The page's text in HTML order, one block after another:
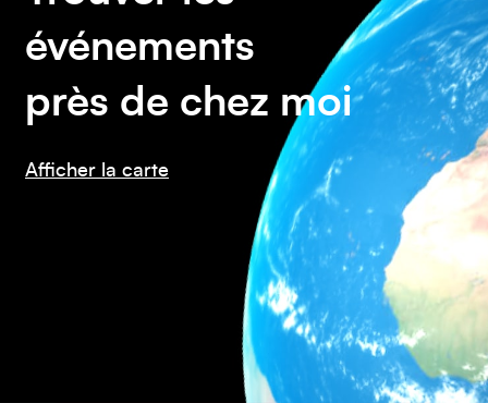
événements
près de chez moi
Afficher la carte
Caraïbes